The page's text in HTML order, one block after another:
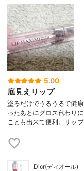
5.00
底見えリップ
塗るだけでうるうるで健
ったあとにグロス代わり
ことも出来て便利。リッ
Dior(ディオール)